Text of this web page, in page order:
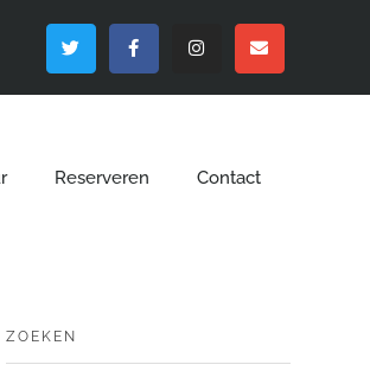
Reserveren Contact
ZOEKEN